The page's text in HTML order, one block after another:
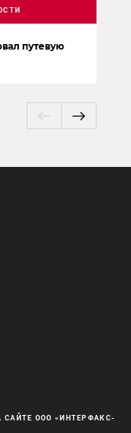
путевую
ООО «ИНТЕРФАКС-